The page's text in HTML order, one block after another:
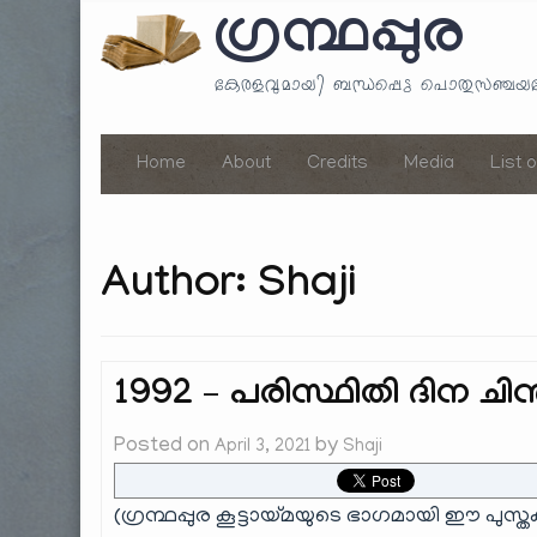
ഗ്രന്ഥപ്പുര
കേരളവുമായി ബന്ധപ്പെട്ട
Home About Credits Media List
Author: Shaji
1992 – പരിസ്ഥിതി ദിന
Posted onApril 3, 2021 by Shaji
(ഗ്രന്ഥപ്പുര കൂട്ടായ്മയുടെ ഭാഗമായി ഈ